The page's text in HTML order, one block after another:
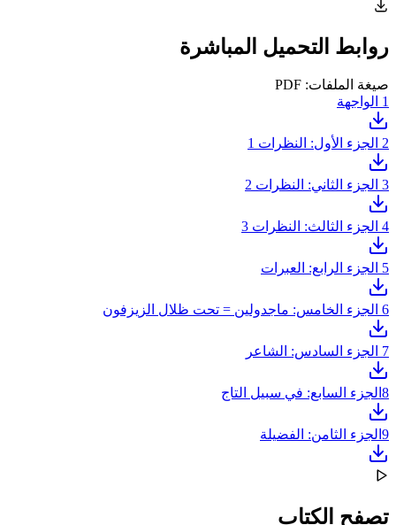
روابط التحميل المباشرة
صيغة الملفات: PDF
1 الواجهة
2 الجزء الأول: النظرات 1
3 الجزء الثاني: النظرات 2
4 الجزء الثالث: النظرات 3
5 الجزء الرابع: العبرات
6 الجزء الخامس: ماجدولين = تحت ظلال الزيزفون
7 الجزء السادس: الشاعر
8 الجزء السابع: في سبيل التاج
9 الجزء الثامن: الفضيلة
تصفح الكتاب